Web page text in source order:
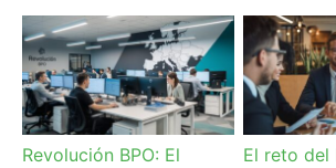
Revolución BPO: El
El reto del